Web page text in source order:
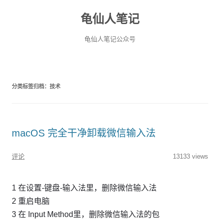
龟仙人笔记
龟仙人笔记公众号
分类标签归档： 技术
macOS 完全干净卸载微信输入法
评论 13133 views
1 在设置-键盘-输入法里，删除微信输入法
2 重启电脑
3 在 Input Method里，删除微信输入法的包